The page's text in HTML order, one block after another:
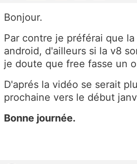
Bonjour.
Par contre je préférai que
android, d'ailleurs si la v8
je doute que free fasse un
D'aprés la vidéo se serait
prochaine vers le début
Bonne journée.